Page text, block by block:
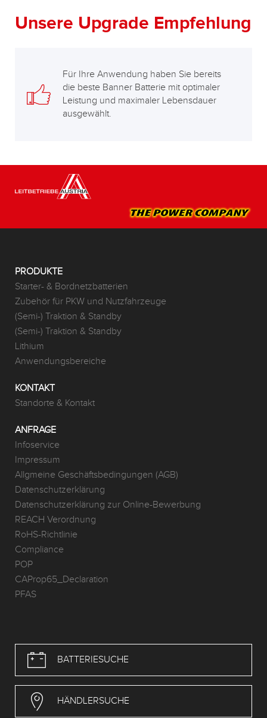
Unsere Upgrade Empfehlung
Für Ihre Anwendung haben Sie bereits
die beste Banner Batterie mit optimaler
Leistung und maximaler Lebensdauer
ausgewählt.
PRODUKTE
Starter- & Bordnetzbatterien
Zubehör für PKW und Nutzfahrzeuge
(Semi-) Traktion & Standby
(Semi-) Traktion & Standby
Lithium
Anwendungsbereiche
KONTAKT
Standorte & Kontakt
ANFRAGE
Infoservice
Impressum
Allgmeine Geschäftsbedingungen (AGB)
Datenschutzerklärung
Datenschutzerklärung zur Online-Bewerbung
REACH Verordnung
RoHS-Richtlinie
Compliance
POP
CAProp65_Declaration
PFAS
BATTERIESUCHE
HÄNDLERSUCHE